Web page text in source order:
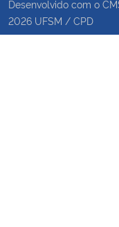
Desenvolvido com o
2026 UFSM / CPD